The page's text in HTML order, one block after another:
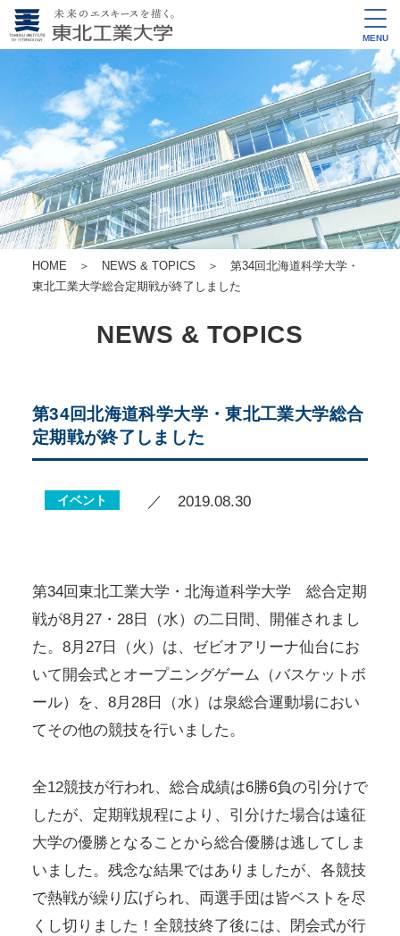
MENU
HOME ＞ NEWS & TOPICS ＞ 第34回北海道科学大学・
東北工業大学総合定期戦が終了しました
NEWS & TOPICS
第34回北海道科学大学・東北工業大学総合
定期戦が終了しました
イベント ／ 2019.08.30
第34回東北工業大学・北海道科学大学 総合定期
戦が8月27・28日（水）の二日間、開催されまし
た。8月27日（火）は、ゼビオアリーナ仙台にお
いて開会式とオープニングゲーム（バスケットボ
ール）を、8月28日（水）は泉総合運動場におい
てその他の競技を行いました。
全12競技が行われ、総合成績は6勝6負の引分けで
したが、定期戦規程により、引分けた場合は遠征
大学の優勝となることから総合優勝は逃してしま
いました。残念な結果ではありましたが、各競技
で熱戦が繰り広げられ、両選手団は皆ベストを尽
くし切りました！全競技終了後には、閉会式が行